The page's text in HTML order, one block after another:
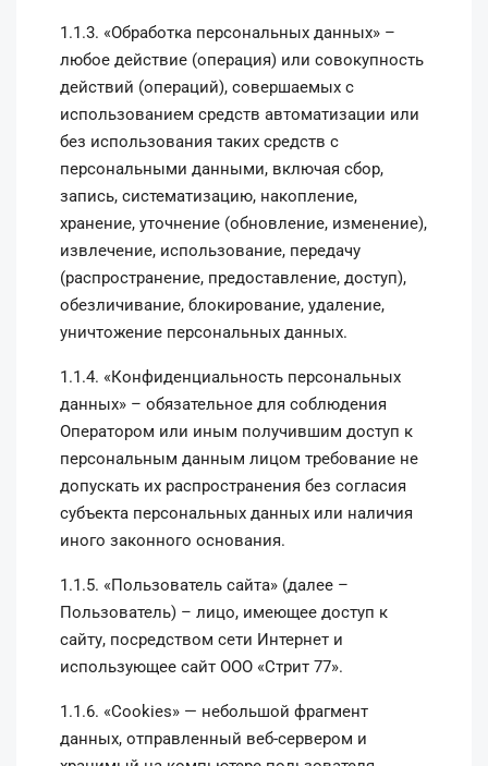
1.1.3. «Обработка персональных данных» –
любое действие (операция) или совокупность
действий (операций), совершаемых с
использованием средств автоматизации или
без использования таких средств с
персональными данными, включая сбор,
запись, систематизацию, накопление,
хранение, уточнение (обновление, изменение),
извлечение, использование, передачу
(распространение, предоставление, доступ),
обезличивание, блокирование, удаление,
уничтожение персональных данных.
1.1.4. «Конфиденциальность персональных
данных» – обязательное для соблюдения
Оператором или иным получившим доступ к
персональным данным лицом требование не
допускать их распространения без согласия
субъекта персональных данных или наличия
иного законного основания.
1.1.5. «Пользователь сайта» (далее –
Пользователь) – лицо, имеющее доступ к
сайту, посредством сети Интернет и
использующее сайт ООО «Стрит 77».
1.1.6. «Cookies» — небольшой фрагмент
данных, отправленный веб-сервером и